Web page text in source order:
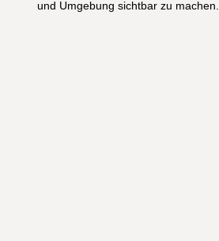
und Umgebung sichtbar zu machen.